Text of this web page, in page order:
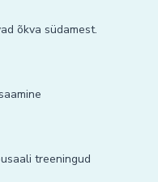
õkva südamest.
treeningud